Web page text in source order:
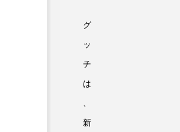
グ
ッ
チ
は
新